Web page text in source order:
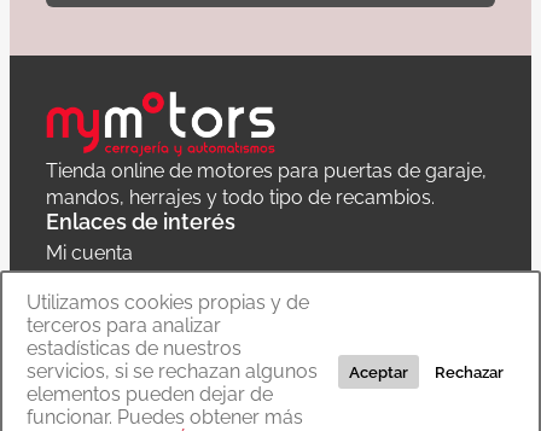
Tienda online de motores para puertas de garaje,
mandos, herrajes y todo tipo de recambios.
Enlaces de interés
Mi cuenta
Política de privacidad
Carrito
Copyright © 2020 MyMoTors cerrajería y automatismos
Utilizamos cookies propias y de
terceros para analizar
estadísticas de nuestros
servicios, si se rechazan algunos
elementos pueden dejar de
funcionar. Puedes obtener más
Aceptar Rechazar